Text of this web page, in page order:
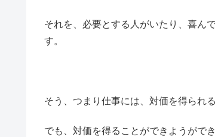
それを、必要とする人がいたり、喜ん
す。
そう、つまり仕事には、対価を得られ
でも、対価を得ることができようがで